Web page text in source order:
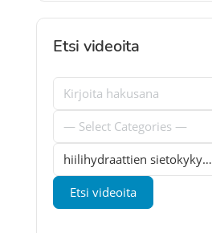
Etsi videoita